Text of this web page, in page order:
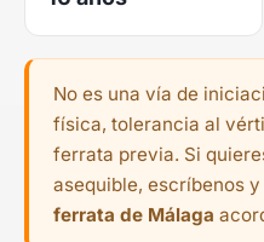
No es una vía de
física, tolerancia al
ferrata previa. Si
asequible, escríbenos
ferrata de Málaga